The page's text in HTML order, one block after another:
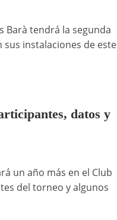
Barà tendrá la segunda
sus instalaciones de este
datos y
un año más en el Club
del torneo y algunos